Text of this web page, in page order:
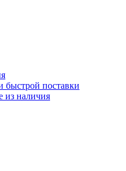
быстрой поставки